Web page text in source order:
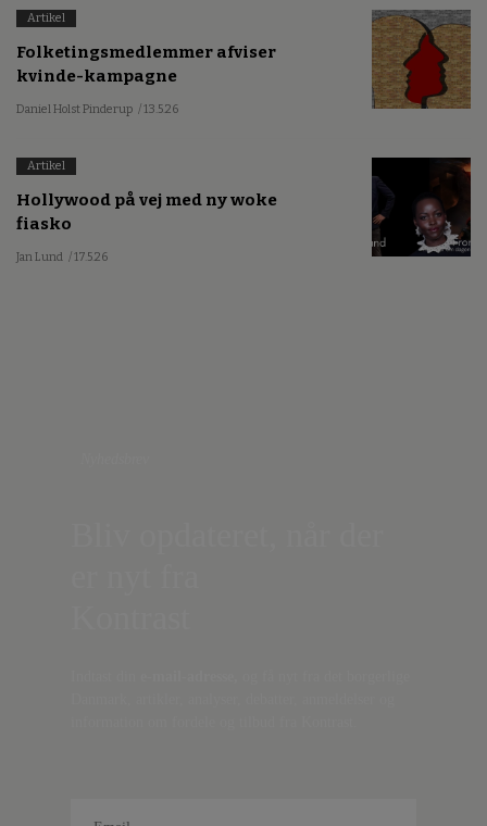
Artikel
Folketingsmedlemmer afviser
kvinde-kampagne
Daniel Holst Pinderup / 13.5.26
Artikel
Hollywood på vej med ny woke
fiasko
Jan Lund / 17.5.26